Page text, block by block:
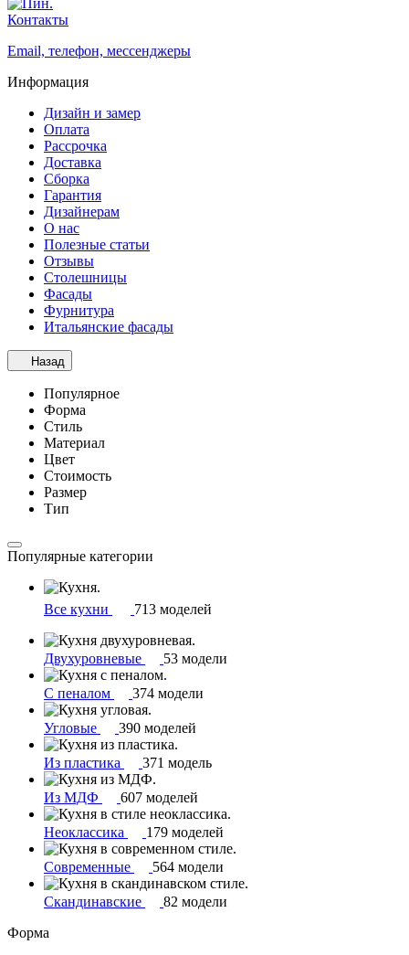
Контакты
Email, телефон, мессенджеры
Информация
Дизайн и замер
Оплата
Рассрочка
Доставка
Сборка
Гарантия
Дизайнерам
О нас
Полезные статьи
Отзывы
Столешницы
Фасады
Фурнитура
Итальянские фасады
Назад
Популярное
Форма
Стиль
Материал
Цвет
Стоимость
Размер
Тип
Популярные категории
Все кухни 713 моделей
Двухуровневые 53 модели
С пеналом 374 модели
Угловые 390 моделей
Из пластика 371 модель
Из МДФ 607 моделей
Неоклассика 179 моделей
Современные 564 модели
Скандинавские
82 модели
Форма